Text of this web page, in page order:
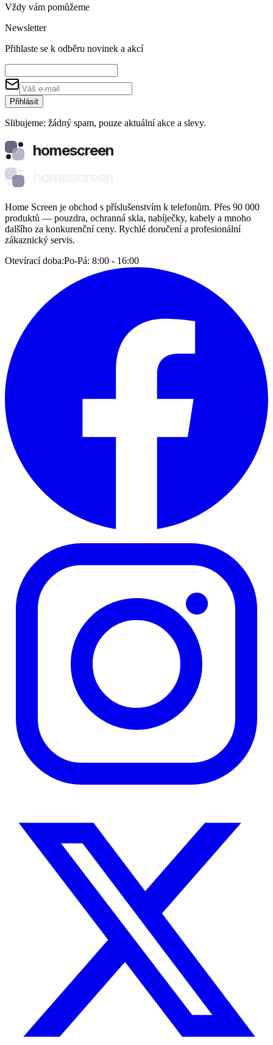
Vždy vám pomůžeme
Newsletter
Přihlaste se k odběru novinek a akcí
Přihlásit
Slibujeme: žádný spam, pouze aktuální akce a slevy.
homescreen
Home Screen je obchod s příslušenstvím k telefonům. Přes 90 000
produktů — pouzdra, ochranná skla, nabíječky, kabely a mnoho
dalšího za konkurenční ceny. Rychlé doručení a profesionální
zákaznický servis.
Otevírací doba:Po-Pá: 8:00 - 16:00